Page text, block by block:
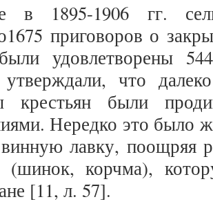
в 1895-1906 гг.
приговоров о
удовлетворены
что
крестьян были
Нередко это было
лавку, поощряя
(шинок, корчма),
[11, л. 57].